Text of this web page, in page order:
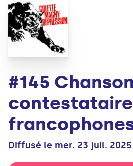
#145
Diffusé le mer. 23 juil. 2025